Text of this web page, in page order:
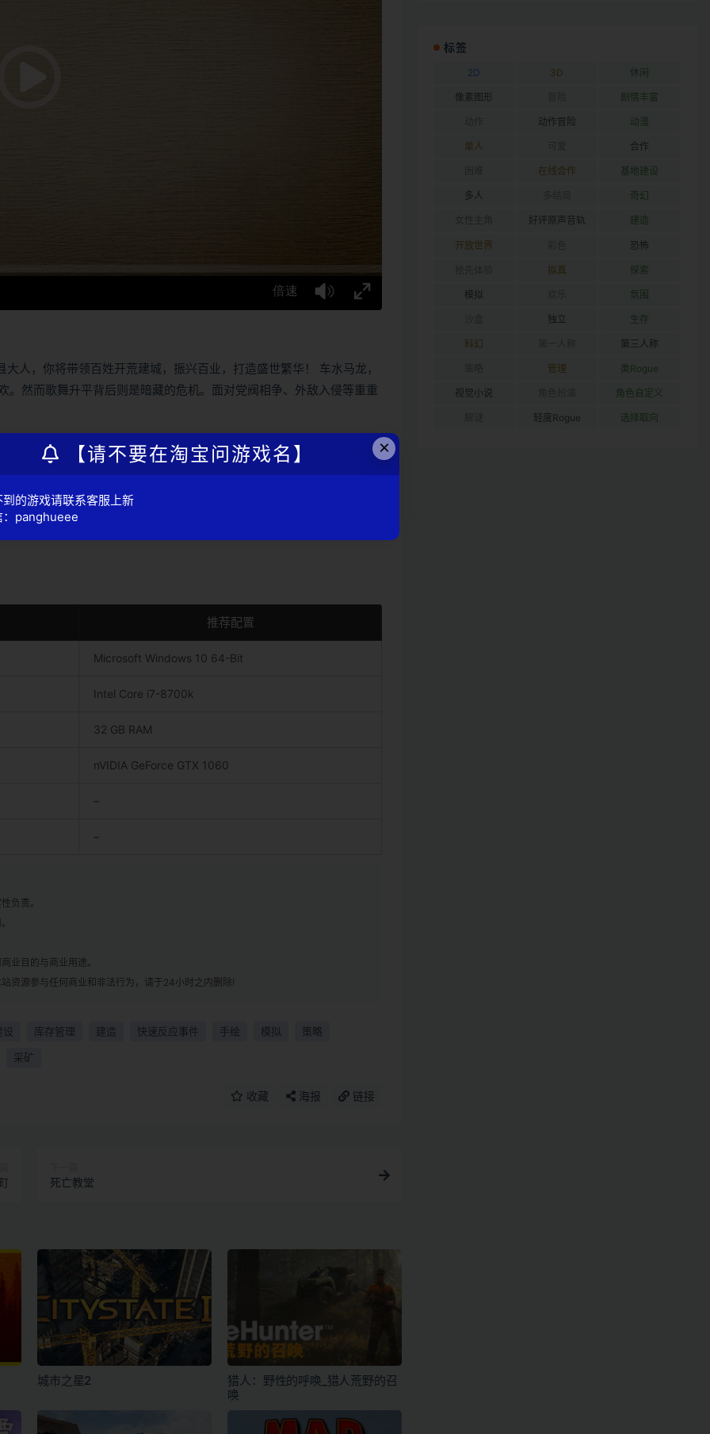
人，你将带领百姓开荒建城，振兴百业，打造盛世繁华！ 车水马龙，
然而歌舞升平背后则是暗藏的危机。面对党阀相争、外敌入侵等重重
推荐配置
Microsoft Windows 10 64-Bit
Intel Core i7-8700k
32 GB RAM
nVIDIA GeForce GTX 1060
–
–
负责。
业目的与商业用途。
资源参与任何商业和非法行为，请于24小时之内删除!
设 库存管理 建造 快速反应事件 手绘 模拟 策略
采矿
收藏 海报 链接
死亡教堂
城市之星2
猎人：野性的呼唤_猎人荒野的召
唤
标签
2D 3D 休闲
像素图形 剧情丰富
动作冒险 动漫
单人 合作
在线合作 基地建设
多人 奇幻
好评原声音轨 建造
开放世界 恐怖
拟真 探索
模拟 氛围
独立 生存
科幻 第三人称
管理 类Rogue
视觉小说 角色自定义
轻度Rogue 选择取向
×
【请不要在淘宝问游戏名】
到的游戏请联系客服上新
：panghueee